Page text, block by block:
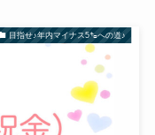
目指せ♪年内マイナス5㌔への道♪